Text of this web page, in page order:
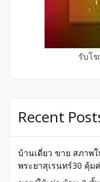
รับโ
Recent
บ้านเดี่ยว ขาย สภาพ
พระยาสุเรนทร์30 คุ้ม